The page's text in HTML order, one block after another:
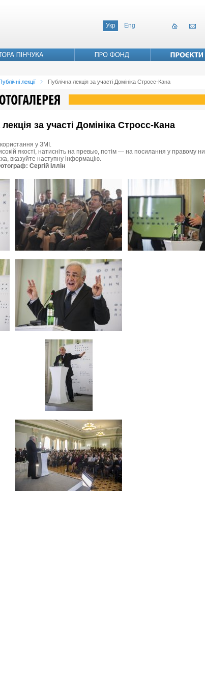
Укр Eng
лекції Публічна лекція за участі Домініка Стросс-Кана
за участі Домініка Стросс-Кана
у ЗМІ.
якості, натисніть на превью, потім — на посилання у правому
вказуйте наступну інформацію.
Сергій Іллін